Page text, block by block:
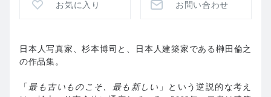
お気に入り お問い合わせ
日本人写真家、杉本博司と、日本人建築家である榊田倫之
の作品集。
「最も古いものこそ、最も新しい 」という逆説的な考え